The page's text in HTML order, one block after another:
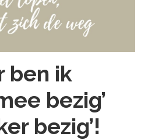
ben ik
bezig’
bezig’!